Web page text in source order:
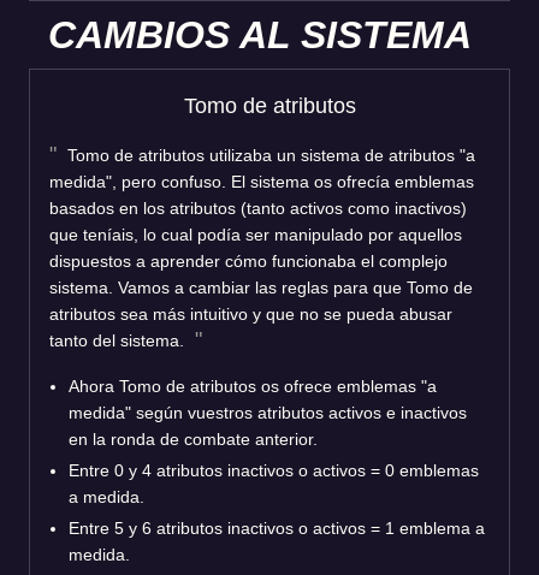
CAMBIOS AL SISTEMA
Tomo de atributos
Tomo de atributos utilizaba un sistema de atributos "a
medida", pero confuso. El sistema os ofrecía emblemas
basados en los atributos (tanto activos como inactivos)
que teníais, lo cual podía ser manipulado por aquellos
dispuestos a aprender cómo funcionaba el complejo
sistema. Vamos a cambiar las reglas para que Tomo de
atributos sea más intuitivo y que no se pueda abusar
tanto del sistema.
Ahora Tomo de atributos os ofrece emblemas "a
medida" según vuestros atributos activos e inactivos
en la ronda de combate anterior.
Entre 0 y 4 atributos inactivos o activos = 0 emblemas
a medida.
Entre 5 y 6 atributos inactivos o activos = 1 emblema a
medida.